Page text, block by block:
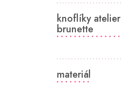
knoflíky atelier
brunette
materiál